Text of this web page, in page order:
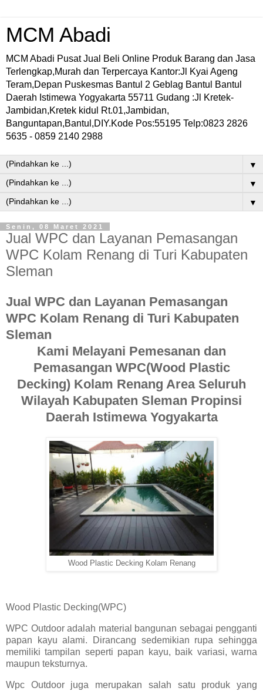
MCM Abadi
MCM Abadi Pusat Jual Beli Online Produk Barang dan Jasa
Terlengkap,Murah dan Terpercaya Kantor:Jl Kyai Ageng
Teram,Depan Puskesmas Bantul 2 Geblag Bantul Bantul
Daerah Istimewa Yogyakarta 55711 Gudang :Jl Kretek-
Jambidan,Kretek kidul Rt.01,Jambidan,
Banguntapan,Bantul,DIY.Kode Pos:55195 Telp:0823 2826
5635 - 0859 2140 2988
▼
▼
▼
Senin, 08 Maret 2021
Jual WPC dan Layanan Pemasangan
WPC Kolam Renang di Turi Kabupaten
Sleman
Jual WPC dan Layanan Pemasangan
WPC Kolam Renang di Turi Kabupaten
Sleman
Kami Melayani Pemesanan dan
Pemasangan WPC(Wood Plastic
Decking) Kolam Renang Area Seluruh
Wilayah Kabupaten Sleman Propinsi
Daerah Istimewa Yogyakarta
Wood Plastic Decking Kolam Renang
Wood Plastic Decking(WPC)
WPC Outdoor adalah material bangunan sebagai pengganti
papan kayu alami. Dirancang sedemikian rupa sehingga
memiliki tampilan seperti papan kayu, baik variasi, warna
maupun teksturnya.
Wpc Outdoor juga merupakan salah satu produk yang